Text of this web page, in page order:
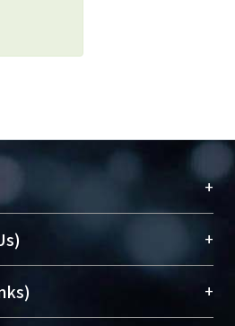
+
之列，為永久珍藏及向國際
果及學術能量，圖書館整合
術庫（AH）不同功能平
NTU scholars。期能整合研
+
(Medical Library)
+